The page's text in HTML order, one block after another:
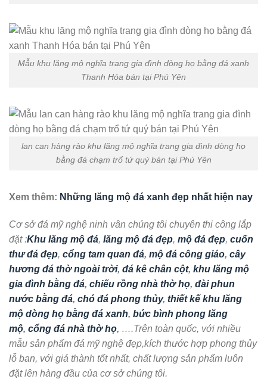
Mẫu khu lăng mộ nghĩa trang gia đình dòng họ bằng đá xanh
Thanh Hóa bán tại Phú Yên
lan can hàng rào khu lăng mộ nghĩa trang gia đình dòng họ
bằng đá chạm trổ tứ quý bán tại Phú Yên
Xem thêm: Những lăng mộ đá xanh đẹp nhất hiện nay
Cơ sở đá mỹ nghệ ninh vân chúng tôi chuyên thi công lắp
đặt :Khu lăng mộ đá, lăng mộ đá đẹp, mộ đá đẹp, cuốn
thư đá đẹp, cổng tam quan đá, mộ đá công giáo, cây
hương đá thờ ngoài trời, đá kê chân cột, khu lăng mộ
gia đình bằng đá, chiếu rồng nhà thờ họ, đài phun
nước bằng đá, chó đá phong thủy, thiết kế khu lăng
mộ dòng họ bằng đá xanh, bức bình phong lăng
mộ, cổng đá nhà thờ họ, ….Trên toàn quốc, với nhiều
mẫu sản phẩm đá mỹ nghệ đẹp,kích thước hợp phong thủy
lỗ ban, với giá thành tốt nhất, chất lượng sản phẩm luôn
đặt lên hàng đầu của cơ sở chúng tôi.